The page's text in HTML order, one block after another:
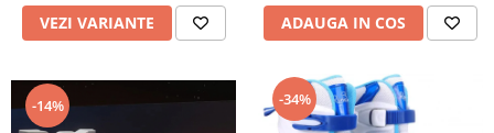
VEZI VARIANTE ADAUGA IN COS
-14% -34%